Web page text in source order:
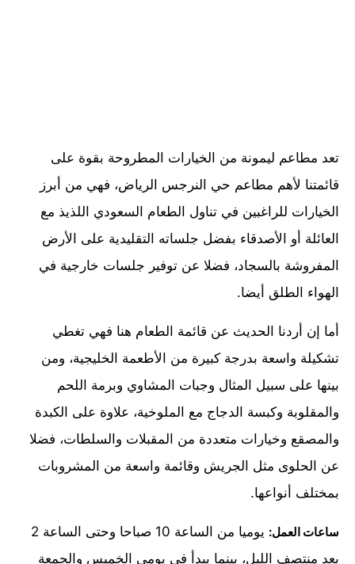
تعد مطاعم ليمونة من الخيارات المطروحة بقوة على
قائمتنا لأهم مطاعم حي النرجس الرياض، فهي من أبرز
الخيارات للراغبين في تناول الطعام السعودي اللذيذ مع
العائلة أو الأصدقاء بفضل جلساته التقليدية على الأرض
المفروشة بالسجاد، فضلا عن توفير جلسات خارجية في
الهواء الطلق أيضا.
أما إن أردنا الحديث عن قائمة الطعام هنا فهي تغطي
تشكيلة واسعة بدرجة كبيرة من الأطعمة الخليجية، ومن
بينها على سبيل المثال وجبات المشاوي وبرمة اللحم
والمقلوبة وكبسة الدجاج مع الملوخية، علاوة على الكبدة
والمصقع وخيارات متعددة من المقبلات والسلطات، فضلا
عن الحلوى مثل الجريش وقائمة واسعة من المشروبات
بمختلف أنواعها.
ساعات العمل:
يوميا من الساعة 10 صباحا وحتى الساعة 2
بعد منتصف الليل، بينما يبدأ في يومي الخميس والجمعة